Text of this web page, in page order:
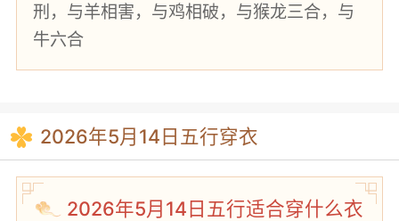
刑，与羊相害，与鸡相破，与猴龙三合，与
牛六合
2026年5月14日五行穿衣
2026年5月14日五行适合穿什么衣